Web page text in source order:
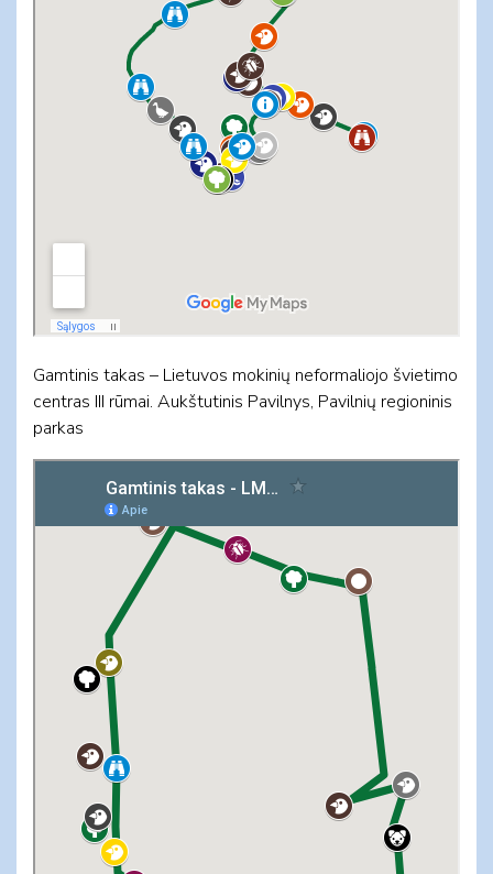
Gamtinis takas – Lietuvos mokinių neformaliojo švietimo
centras III rūmai. Aukštutinis Pavilnys, Pavilnių regioninis
parkas